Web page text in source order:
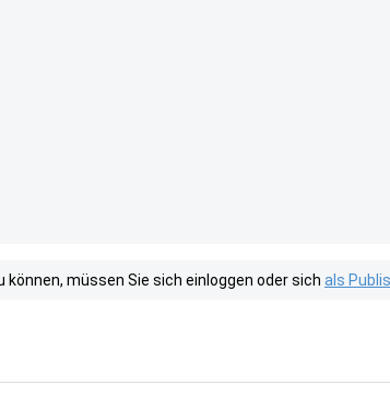
müssen Sie sich einloggen oder sich als